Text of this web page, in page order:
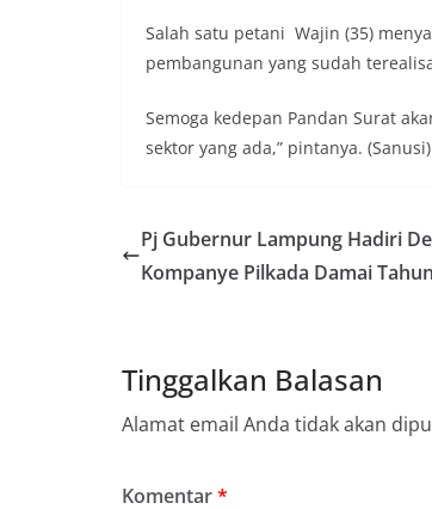
Salah satu petani Wajin (35)
pembangunan yang sudah
Semoga kedepan Pandan Surat
sektor yang ada,” pintanya. (Sanusi)
Pj Gubernur Lampung Hadiri
Kompanye Pilkada Damai
Tinggalkan Balasan
Alamat email Anda tidak akan
Komentar*